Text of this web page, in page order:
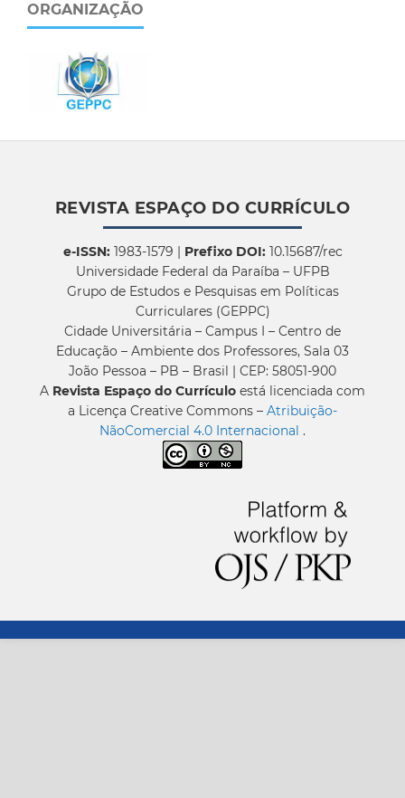
ORGANIZAÇÃO
REVISTA ESPAÇO DO CURRÍCULO
e-ISSN:1983-1579 | Prefixo DOI:10.15687/rec
Universidade Federal da Paraíba – UFPB
Grupo de Estudos e Pesquisas em Políticas
Curriculares (GEPPC)
Cidade Universitária – Campus I – Centro de
Educação – Ambiente dos Professores, Sala 03
João Pessoa – PB – Brasil | CEP: 58051-900
A Revista Espaço do Currículo está licenciada com
a Licença Creative Commons – Atribuição-
NãoComercial 4.0 Internacional .